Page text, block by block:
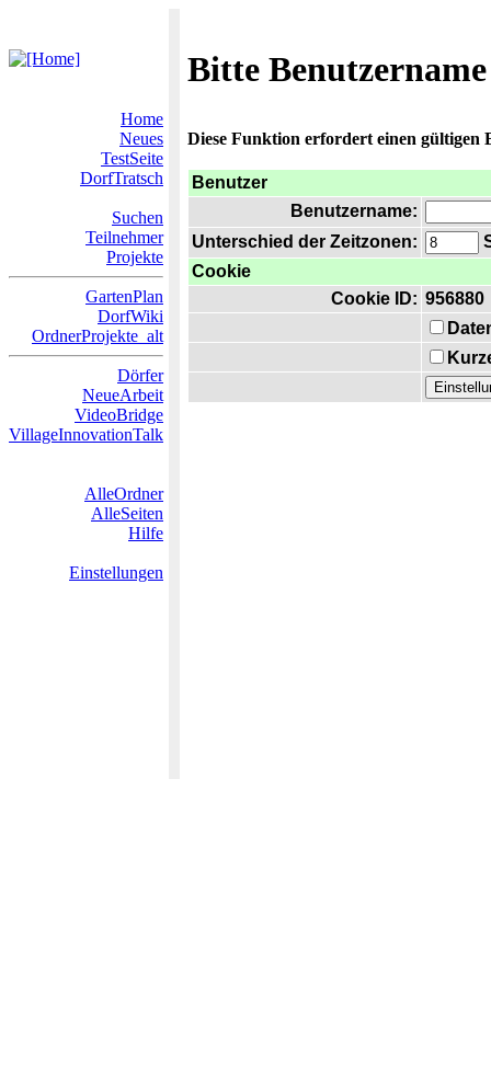
Bitte
Home
Neues
TestSeite
DorfTratsch
Suchen
Teilnehmer
Projekte
GartenPlan
DorfWiki
OrdnerProjekte_alt
Dörfer
NeueArbeit
VideoBridge
VillageInnovationTalk
AlleOrdner
AlleSeiten
Hilfe
Einstellungen
Diese Funktion erfordert einen gültigen
Benutzer
Benutzername:
Unterschied der Zeitzonen:
Cookie
Cookie ID: 956880